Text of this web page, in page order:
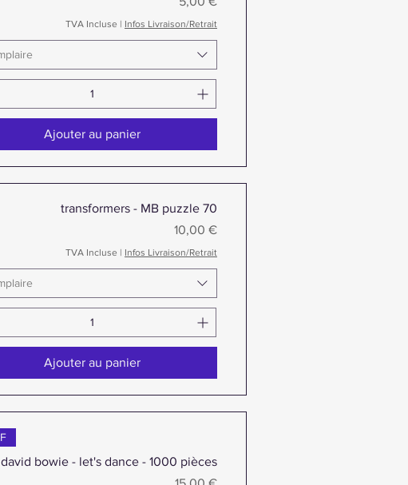
TVA Incluse | Infos Livraison/Retrait
Ajouter au panier
transformers - MB puzzle 70
Prix
10,00 €
TVA Incluse | Infos Livraison/Retrait
Ajouter au panier
david bowie - let's dance - 1000 pièces
Prix